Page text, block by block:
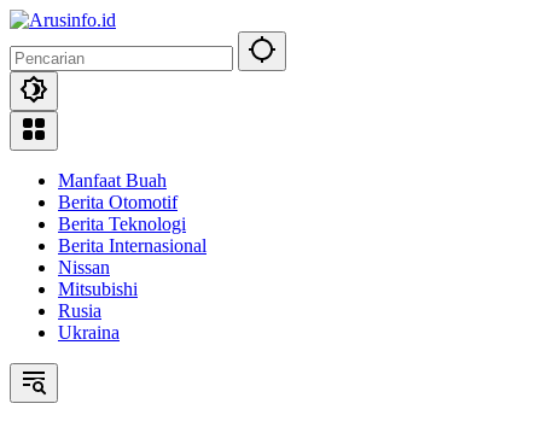
Langsung
konten
Manfaat Buah
Berita Otomotif
Berita Teknologi
Berita Internasional
Nissan
Mitsubishi
Rusia
Ukraina